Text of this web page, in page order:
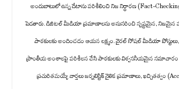
అందుబాటులో ఉన్న డేటాను పరిశీలించి నిజ నిర్ధారణ (Fact-
పెడతారు. డిజిటల్ మీడియా ప్రమాణాలను అనుసరించి స్పష్టమైన,
పాఠకులకు అందించడం ఆయన లక్ష్యం. వైరల్ సోషల్ మీడియా
ప్రాంతీయ అంశాలపై పరిశీలన చేసి పాఠకులకు విశ్వసనీయమైన సమాచారం
ప్రచురితమయ్యే వార్తలు జర్నలిస్టిక్ నైతిక ప్రమాణాలు, ఖచ్చితత్వం